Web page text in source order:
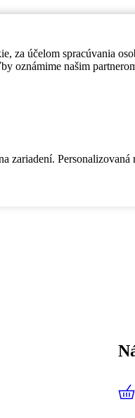
za účelom spracúvania
oznámime našim
Personalizovaná